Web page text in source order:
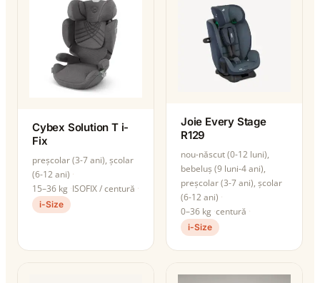
Cybex Solution T i-
Fix
preșcolar (3-7 ani), școlar
(6-12 ani)
15–36 kg ISOFIX / centură
i-Size
Joie Every Stage
R129
nou-născut (0-12 luni),
bebeluș (9 luni-4 ani),
preșcolar (3-7 ani), școlar
(6-12 ani)
0–36 kg centură
i-Size